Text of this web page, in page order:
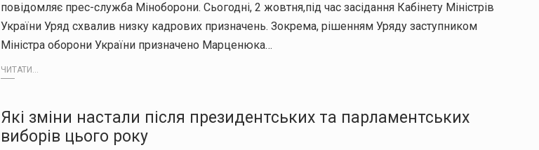
повідомляє прес-служба Міноборони. Сьогодні, 2 жовтня,під час засідання Кабінету Міністрів
України Уряд схвалив низку кадрових призначень. Зокрема, рішенням Уряду заступником
Міністра оборони України призначено Марценюка…
ЧИТАТИ...
Які зміни настали після президентських та парламентських
виборів цього року